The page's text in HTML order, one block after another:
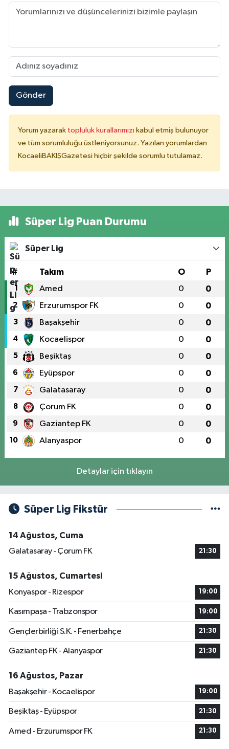
Gönder
Yorum yazarak topluluk kurallarımızı kabul etmiş bulunuyor
ve tüm sorumluluğu üstleniyorsunuz. Yazılan yorumlardan
KocaeliBAKIŞGazetesi hiçbir şekilde sorumlu tutulamaz.
Süper Lig Puan Durumu
Süper Lig
# Takım O P
1 Amed 0 0
2 Erzurumspor FK 0 0
3 Başakşehir 0 0
4 Kocaelispor 0 0
5 Beşiktaş 0 0
6 Eyüpspor 0 0
7 Galatasaray 0 0
8 Çorum FK 0 0
9 Gaziantep FK 0 0
10 Alanyaspor 0 0
Detaylar için tıklayın
Süper Lig Fikstür
14 Ağustos, Cuma
Galatasaray - Çorum FK
21:30
15 Ağustos, Cumartesi
Konyaspor - Rizespor
19:00
Kasımpaşa - Trabzonspor 19:00
Gençlerbirliği S.K. - Fenerbahçe 21:30
Gaziantep FK - Alanyaspor 21:30
16 Ağustos, Pazar
Başakşehir - Kocaelispor
19:00
Beşiktaş - Eyüpspor 21:30
Amed - Erzurumspor FK 21:30